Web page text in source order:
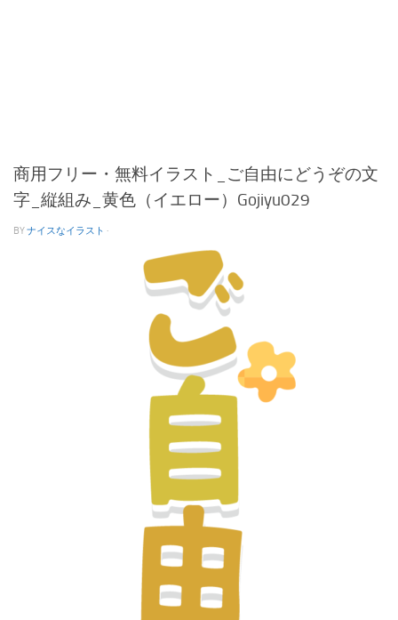
商用フリー・無料イラスト_ご自由にどうぞの文
字_縦組み_黄色（イエロー）Gojiyu029
BYナイスなイラスト ·